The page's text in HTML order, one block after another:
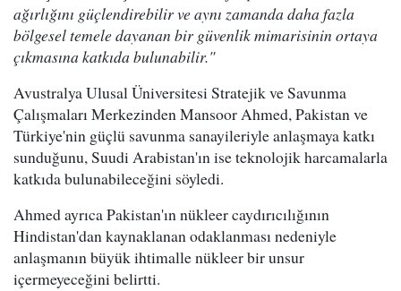
ağırlığını güçlendirebilir ve aynı zamanda daha fazla
bölgesel temele dayanan bir güvenlik mimarisinin ortaya
çıkmasına katkıda bulunabilir."
Avustralya Ulusal Üniversitesi Stratejik ve Savunma
Çalışmaları Merkezinden Mansoor Ahmed, Pakistan ve
Türkiye'nin güçlü savunma sanayileriyle anlaşmaya katkı
sunduğunu, Suudi Arabistan'ın ise teknolojik harcamalarla
katkıda bulunabileceğini söyledi.
Ahmed ayrıca Pakistan'ın nükleer caydırıcılığının
Hindistan'dan kaynaklanan odaklanması nedeniyle
anlaşmanın büyük ihtimalle nükleer bir unsur
içermeyeceğini belirtti.